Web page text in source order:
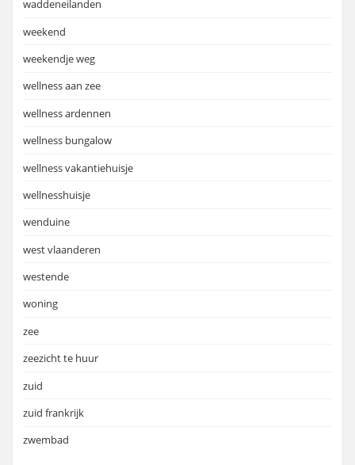
waddeneilanden
weekend
weekendje weg
wellness aan zee
wellness ardennen
wellness bungalow
wellness vakantiehuisje
wellnesshuisje
wenduine
west vlaanderen
westende
woning
zee
zeezicht te huur
zuid
zuid frankrijk
zwembad